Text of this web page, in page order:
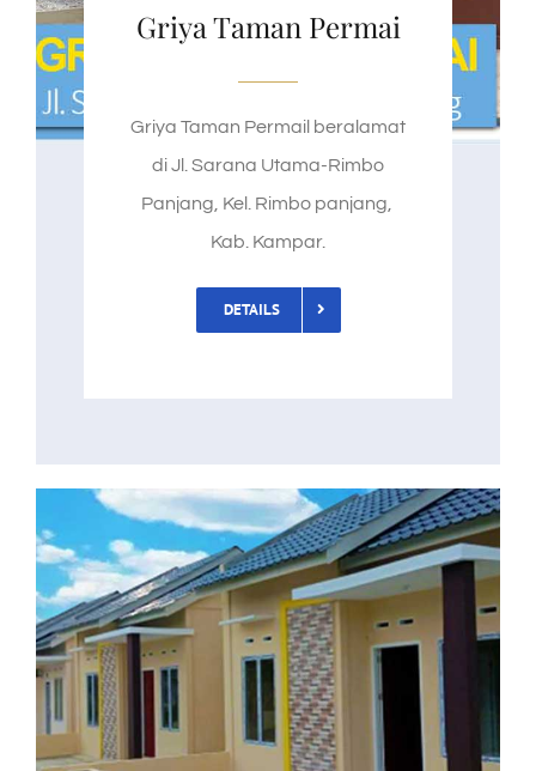
Griya Taman Permai
Griya Taman Permail beralamat
di Jl. Sarana Utama-Rimbo
Panjang, Kel. Rimbo panjang,
Kab. Kampar.
DETAILS